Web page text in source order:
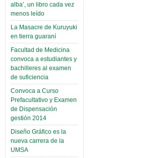
alba’, un libro cada vez
menos leído
La Masacre de Kuruyuki
en tierra guaraní
Facultad de Medicina
convoca a estudiantes y
bachilleres al examen
de suficiencia
Convoca a Curso
Prefacultativo y Examen
de Dispensación
gestión 2014
Diseño Gráfico es la
nueva carrera de la
UMSA